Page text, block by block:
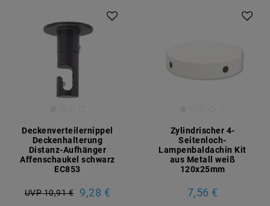
Deckenverteilernippel
Deckenhalterung
Distanz-Aufhänger
Affenschaukel schwarz
EC853
UVP 10,91 € 9,28 €
Zylindrischer 4-
Seitenloch-
Lampenbaldachin Kit
aus Metall weiß
120x25mm
7,56 €